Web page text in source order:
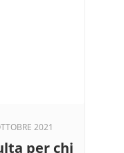
2021
per chi